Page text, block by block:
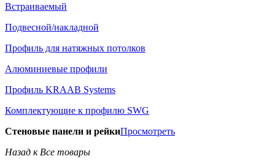
Встраиваемый
Подвесной/накладной
Профиль для натяжных потолков
Алюминиевые профили
Профиль KRAAB Systems
Комплектующие к профилю SWG
Стеновые панели и рейкиПросмотреть
Назад к Все товары